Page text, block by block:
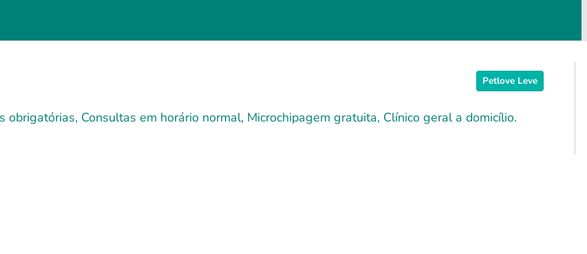
Petlove Leve
obrigatórias, Consultas em horário normal, Microchipagem gratuita, Clínico geral a domicílio.